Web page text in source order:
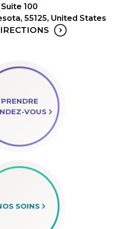
Suite 100
55125, United States
PRENDRE
VOUS
SOINS